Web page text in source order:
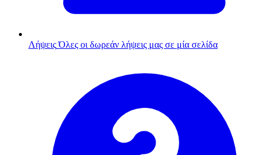
Λήψεις Όλες οι δωρεάν λήψεις μας σε μία σελίδα